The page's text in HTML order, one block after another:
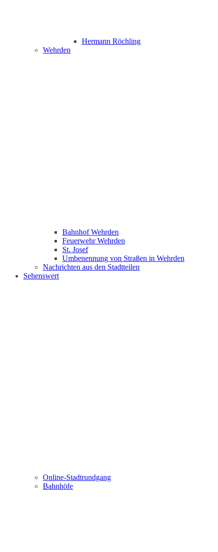
Hermann Röchling
Wehrden
Bahnhof Wehrden
Feuerwehr Wehrden
St. Josef
Umbenennung von Straßen in Wehrden
Nachrichten aus den Stadtteilen
Sehenswert
Online-Stadtrundgang
Bahnhöfe